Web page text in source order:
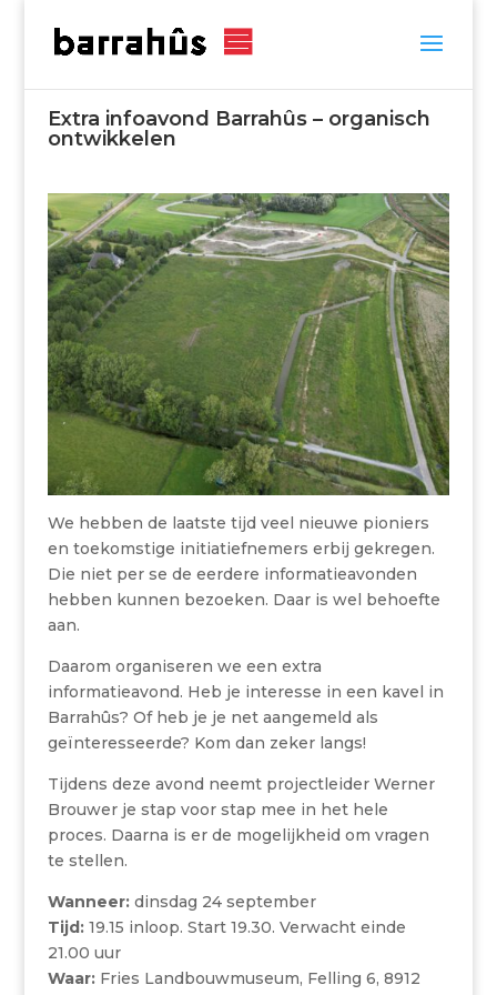
Extra infoavond Barrahûs – organisch
ontwikkelen
We hebben de laatste tijd veel nieuwe pioniers
en toekomstige initiatiefnemers erbij gekregen.
Die niet per se de eerdere informatieavonden
hebben kunnen bezoeken. Daar is wel behoefte
aan.
Daarom organiseren we een extra
informatieavond. Heb je interesse in een kavel in
Barrahûs? Of heb je je net aangemeld als
geïnteresseerde? Kom dan zeker langs!
Tijdens deze avond neemt projectleider Werner
Brouwer je stap voor stap mee in het hele
proces. Daarna is er de mogelijkheid om vragen
te stellen.
Wanneer:dinsdag 24 september
Tijd: 19.15 inloop. Start 19.30. Verwacht einde
21.00 uur
Waar:Fries Landbouwmuseum, Felling 6, 8912